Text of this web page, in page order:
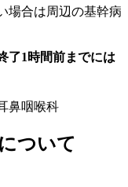
場合は周辺の基幹病
了1時間前までには
鼻咽喉科
ついて